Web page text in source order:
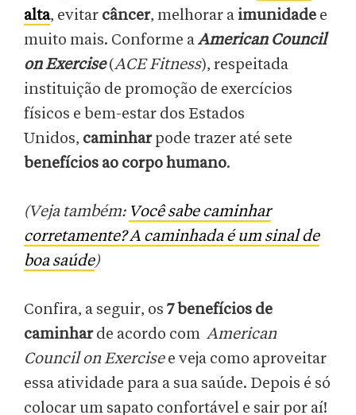
alta, evitar câncer, melhorar a imunidade e
muito mais. Conforme aAmerican Council
on Exercise(ACE Fitness), respeitada
instituição de promoção de exercícios
físicos e bem-estar dos Estados
Unidos, caminharpode trazer até sete
benefícios ao corpo humano.
(Veja também: Você sabe caminhar
corretamente? A caminhada é um sinal de
boa saúde)
Confira, a seguir, os 7 benefícios de
caminharde acordo com American
Council on Exercisee veja como aproveitar
essa atividade para a sua saúde. Depois é só
colocar um sapato confortável e sair por aí!